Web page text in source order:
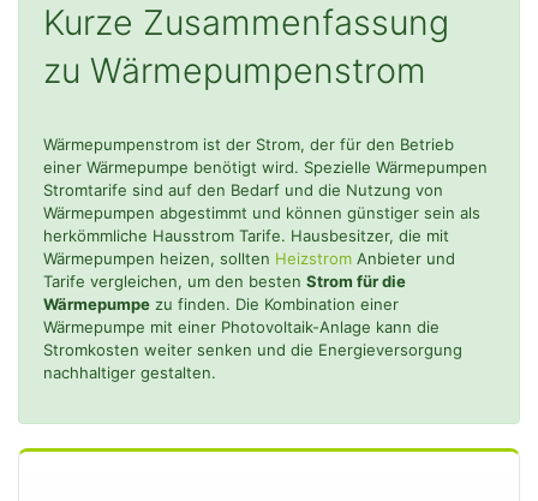
Kurze Zusammenfassung
zu Wärmepumpenstrom
Wärmepumpenstrom ist der Strom, der für den Betrieb
einer Wärmepumpe benötigt wird. Spezielle Wärmepumpen
Stromtarife sind auf den Bedarf und die Nutzung von
Wärmepumpen abgestimmt und können günstiger sein als
herkömmliche Hausstrom Tarife. Hausbesitzer, die mit
Wärmepumpen heizen, sollten Heizstrom Anbieter und
Tarife vergleichen, um den besten Strom für die
Wärmepumpe zu finden. Die Kombination einer
Wärmepumpe mit einer Photovoltaik-Anlage kann die
Stromkosten weiter senken und die Energieversorgung
nachhaltiger gestalten.